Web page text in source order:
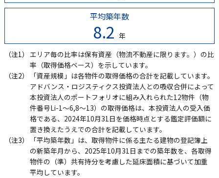
平均築年数
8.2 年
（注1）
エリア毎の比率は保有資産（物流不動産に限ります。）の比
率（取得価格ベース）を示しています。
（注2）
「資産規模」は各物件の取得価格の合計を記載しています。
アドバンス・ロジスティクス投資法人との吸収合併によって
本投資法人のポートフォリオに組み入れられた12物件（物
件番号Li-1～6,8～13）の取得価格は、本投資法人の受入価
格である、2024年10月31日を価格時点とする鑑定評価額に
置き換えたうえでの合計を記載しています。
（注3）
「平均築年数」は、取得物件に係る主たる建物の登記簿上
の新築年月から、2025年10月31日までの築年数を、各取得
物件の（準）共有持分を考慮した延床面積に基づいて加重
平均しています。